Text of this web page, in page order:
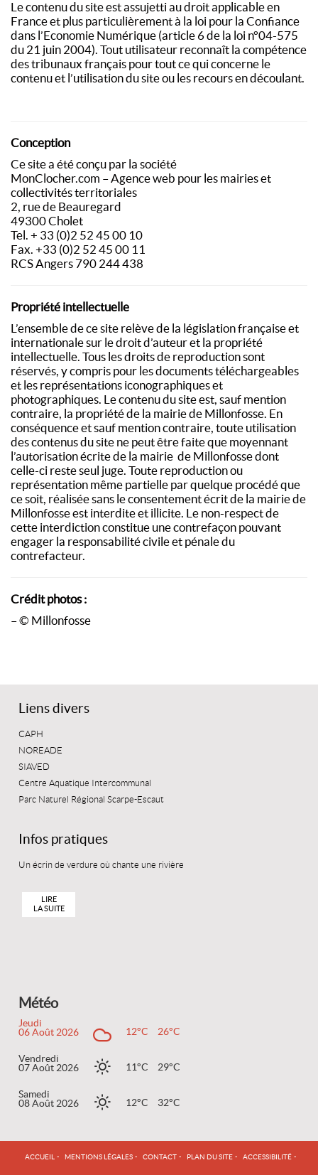
Le contenu du site est assujetti au droit applicable en
France et plus particulièrement à la loi pour la Confiance
dans l’Economie Numérique (article 6 de la loi n°04-575
du 21 juin 2004). Tout utilisateur reconnaît la compétence
des tribunaux français pour tout ce qui concerne le
contenu et l’utilisation du site ou les recours en découlant.
Conception
Ce site a été conçu par la société
MonClocher.com –Agence web pour les mairies et
collectivités territoriales
2, rue de Beauregard
49300 Cholet
Tel. + 33 (0)2 52 45 00 10
Fax. +33 (0)2 52 45 00 11
RCS Angers 790 244 438
Propriété intellectuelle
L’ensemble de ce site relève de la législation française et
internationale sur le droit d’auteur et la propriété
intellectuelle. Tous les droits de reproduction sont
réservés, y compris pour les documents téléchargeables
et les représentations iconographiques et
photographiques. Le contenu du site est, sauf mention
contraire, la propriété de la mairie de Millonfosse. En
conséquence et sauf mention contraire, toute utilisation
des contenus du site ne peut être faite que moyennant
l’autorisation écrite de la mairie de Millonfosse dont
celle-ci reste seul juge. Toute reproduction ou
représentation même partielle par quelque procédé que
ce soit, réalisée sans le consentement écrit de la mairie de
Millonfosse est interdite et illicite. Le non-respect de
cette interdiction constitue une contrefaçon pouvant
engager la responsabilité civile et pénale du
contrefacteur.
Crédit photos :
– © Millonfosse
Liens divers
CAPH
NOREADE
SIAVED
Centre Aquatique Intercommunal
Parc Naturel Régional Scarpe-Escaut
Infos pratiques
Un écrin de verdure où chante une rivière
LIRE
LA SUITE
Météo
Jeudi
06 Août 2026
12°C 26°C
Vendredi
07 Août 2026
11°C 29°C
Samedi
08 Août 2026
12°C 32°C
ACCUEIL MENTIONS LÉGALES CONTACT PLAN DU SITE ACCESSIBILITÉ